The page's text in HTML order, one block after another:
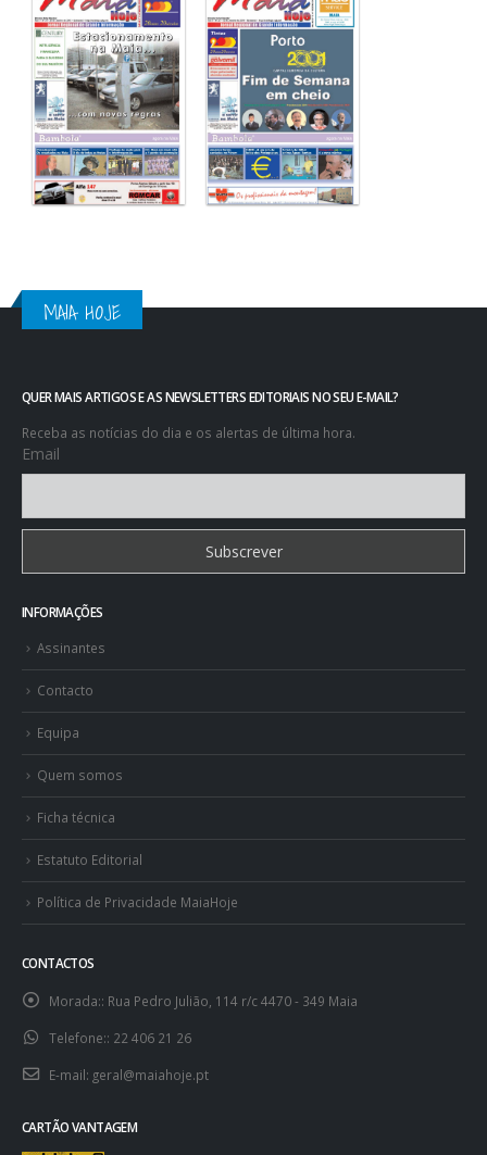
MAIA HOJE
QUER MAIS ARTIGOS E AS NEWSLETTERS EDITORIAIS NO SEU E-MAIL?
Receba as notícias do dia e os alertas de última hora.
Email
INFORMAÇÕES
Assinantes
Contacto
Equipa
Quem somos
Ficha técnica
Estatuto Editorial
Política de Privacidade MaiaHoje
CONTACTOS
Morada:: Rua Pedro Julião, 114 r/c 4470 - 349 Maia
Telefone:: 22 406 21 26
E-mail: geral@maiahoje.pt
CARTÃO VANTAGEM